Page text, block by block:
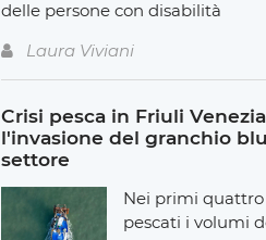
delle persone con disabilità
Laura Viviani
Crisi pesca in Friuli
l'invasione del granchio
settore
Nei primi
pescati i volumi